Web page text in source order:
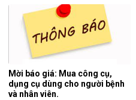
Mời báo giá: Mua công cụ,
dụng cụ dùng cho người bệnh
và nhân viên.